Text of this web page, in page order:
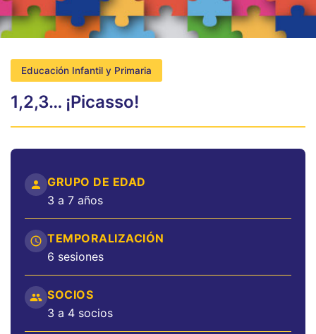
Educación Infantil y Primaria
1,2,3… ¡Picasso!
GRUPO DE EDAD
3 a 7 años
TEMPORALIZACIÓN
6 sesiones
SOCIOS
3 a 4 socios